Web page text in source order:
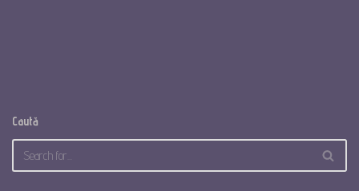
Caută